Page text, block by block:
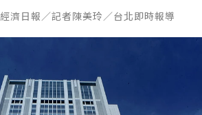
經濟日報／記者陳美玲／台北即時報導